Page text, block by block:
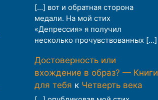
[…] вот и обратная сторона
медали. На мой стих
«Депрессия» я получил
несколько прочувствованных […]
Достоверность или
вхождение в образ? — Книги
для тебя к Четверть века